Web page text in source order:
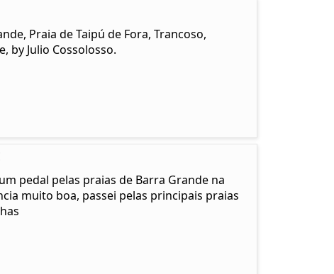
Praia de Taipú de Fora, Trancoso,
by Julio Cossolosso.
pedal pelas praias de Barra Grande na
muito boa, passei pelas principais praias